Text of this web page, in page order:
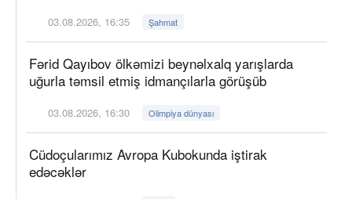
03.08.2026, 16:35 Şahmat
Fərid Qayıbov ölkəmizi beynəlxalq yarışlarda
uğurla təmsil etmiş idmançılarla görüşüb
03.08.2026, 16:30 Olimpiya dünyası
Cüdoçularımız Avropa Kubokunda iştirak
edəcəklər